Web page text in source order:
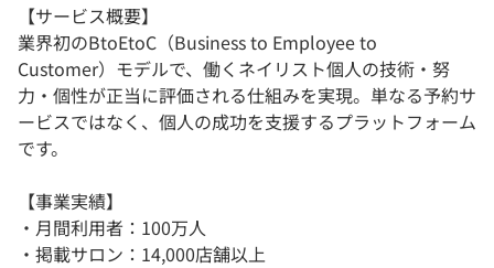
【サービス概要】
業界初のBtoEtoC（Business to Employee to
Customer）モデルで、働くネイリスト個人の技術・努
力・個性が正当に評価される仕組みを実現。単なる予約サ
ービスではなく、個人の成功を支援するプラットフォーム
です。
【事業実績】
・月間利用者：100万人
・掲載サロン：14,000店舗以上